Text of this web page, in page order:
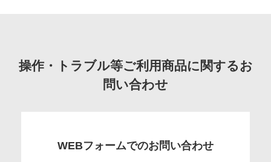
操作・トラブル等ご利用商品に関するお
問い合わせ
WEBフォームでのお問い合わせ